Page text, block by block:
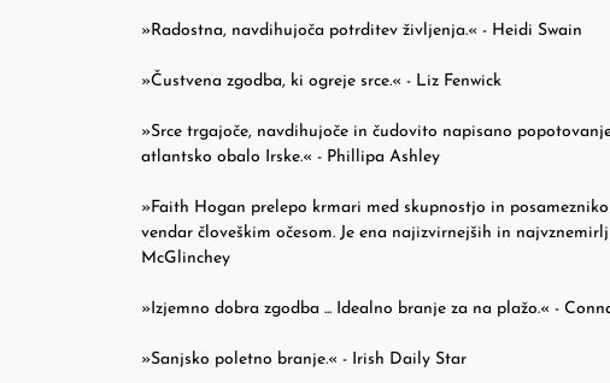
»Radostna, navdihujoča potrditev življenja.« - Heidi Swain
»Čustvena zgodba, ki ogreje srce.« - Liz Fenwick
»Srce trgajoče, navdihujoče in čudovito napisano
atlantsko obalo Irske.« - Phillipa Ashley
»Faith Hogan prelepo krmari med skupnostjo in
vendar človeškim očesom. Je ena najizvirnejših in
McGlinchey
»Izjemno dobra zgodba ... Idealno branje za na plažo.« -
»Sanjsko poletno branje.« - Irish Daily Star